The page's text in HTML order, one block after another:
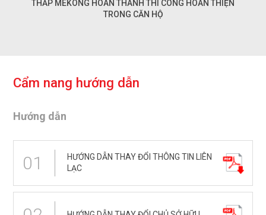
THẤP MEKONG HOÀN THÀNH THI CÔNG HOÀN THIỆN
TRONG CĂN HỘ
Cẩm nang hướng dẫn
Hướng dẫn
01
HƯỚNG DẪN THAY ĐỔI THÔNG TIN LIÊN
LẠC